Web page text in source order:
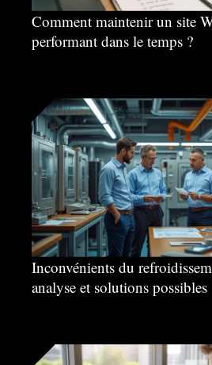
Comment maintenir un site
performant dans le temps ?
Inconvénients du
analyse et solutions possibles